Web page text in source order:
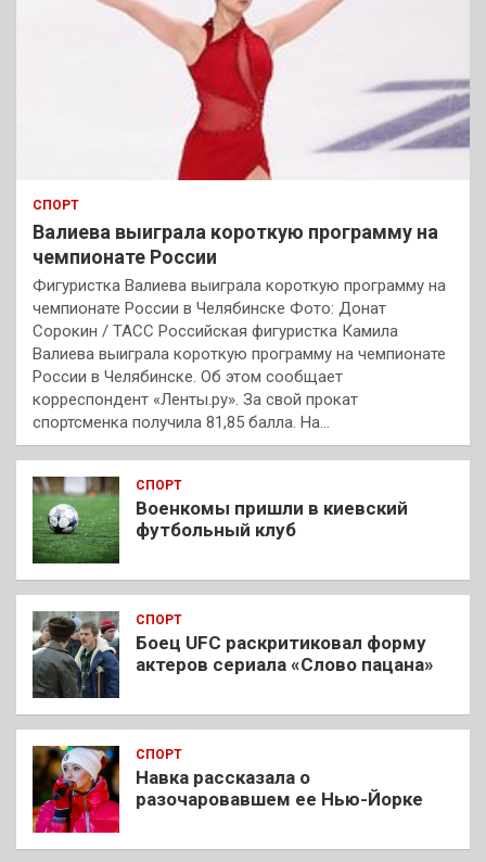
СПОРТ
Валиева выиграла короткую программу на
чемпионате России
Фигуристка Валиева выиграла короткую программу на
чемпионате России в Челябинске Фото: Донат
Сорокин / ТАСС Российская фигуристка Камила
Валиева выиграла короткую программу на чемпионате
России в Челябинске. Об этом сообщает
корреспондент «Ленты.ру». За свой прокат
спортсменка получила 81,85 балла. На…
СПОРТ
Военкомы пришли в киевский
футбольный клуб
СПОРТ
Боец UFC раскритиковал форму
актеров сериала «Слово пацана»
СПОРТ
Навка рассказала о
разочаровавшем ее Нью-Йорке